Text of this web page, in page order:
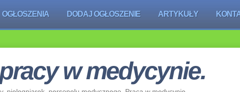
OGŁOSZENIA DODAJ OGŁOSZENIE ARTYKUŁY
w medycynie.